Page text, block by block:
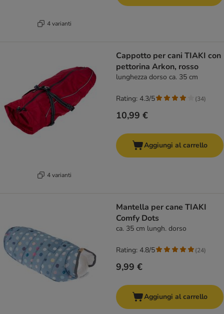
4 varianti
4 varianti
Cappotto per cani TIAKI con
pettorina Arkon, rosso
lunghezza dorso ca. 35 cm
10,99 €
Rating: 4.3/5 (34)
Aggiungi al carrello
Mantella per cane TIAKI
Comfy Dots
ca. 35 cm lungh. dorso
9,99 €
Rating: 4.8/5 (24)
Aggiungi al carrello